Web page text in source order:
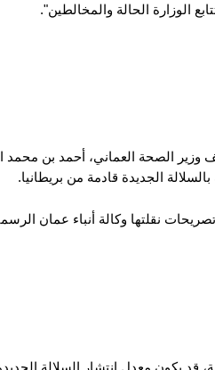
الوزارة الحالة والمخالطين".
الجديدة قادمة من بريطانيا.